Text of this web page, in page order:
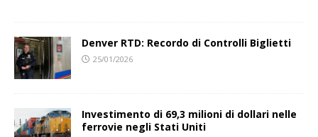
Denver RTD: Recordo di Controlli Biglietti
25/01/2026
Investimento di 69,3 milioni di dollari nelle
ferrovie negli Stati Uniti